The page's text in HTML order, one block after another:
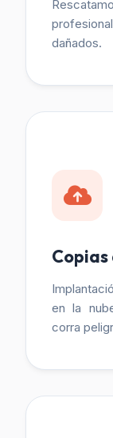
dañados.
en la
corra